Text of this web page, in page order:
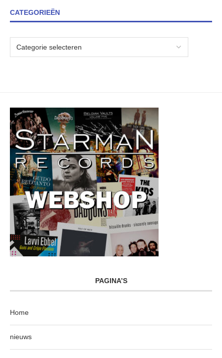
CATEGORIEËN
PAGINA’S
Home
nieuws